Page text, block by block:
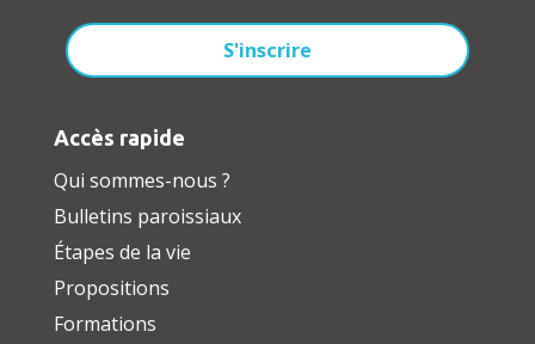
Accès rapide
Qui sommes-nous ?
Bulletins paroissiaux
Étapes de la vie
Propositions
Formations